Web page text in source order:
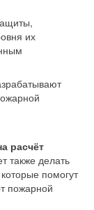
их
расчёт
также делать
помогут
пожарной